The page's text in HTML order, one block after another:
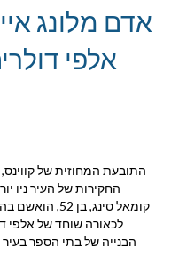
אדם מלונג
אלפי
התובעת המחוזית של
קומאל סינג,
לכאורה שוחד של אלפי